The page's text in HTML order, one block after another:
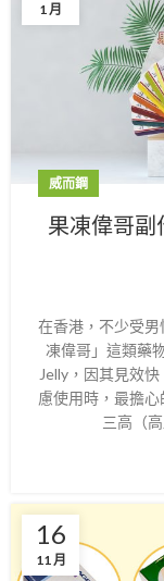
1 月
威而鋼
果凍偉哥
在香港，不少受
凍偉哥」這類藥
Jelly，因其見效
慮使用時，最擔
三高（
16
11 月